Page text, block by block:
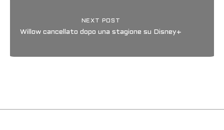
NEXT POST
Willow cancellato dopo una stagione su Disney+